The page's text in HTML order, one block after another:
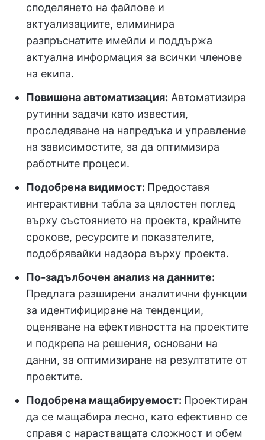
споделянето на файлове и
актуализациите, елиминира
разпръснатите имейли и поддържа
актуална информация за всички членове
на екипа.
Повишена автоматизация: Автоматизира
рутинни задачи като известия,
проследяване на напредъка и управление
на зависимостите, за да оптимизира
работните процеси.
Подобрена видимост: Предоставя
интерактивни табла за цялостен поглед
върху състоянието на проекта, крайните
срокове, ресурсите и показателите,
подобрявайки надзора върху проекта.
По-задълбочен анализ на данните:
Предлага разширени аналитични функции
за идентифициране на тенденции,
оценяване на ефективността на проектите
и подкрепа на решения, основани на
данни, за оптимизиране на резултатите от
проектите.
Подобрена мащабируемост: Проектиран
да се мащабира лесно, като ефективно се
справя с нарастващата сложност и обем